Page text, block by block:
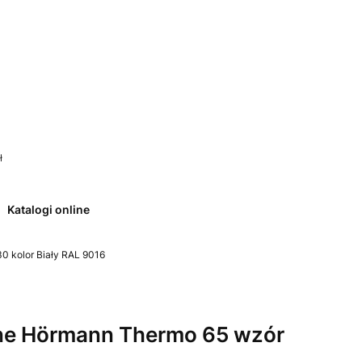
Zobacz szczegóły
Katalogi online
kolor Biały RAL 9016
Hörmann Thermo 65 wzór